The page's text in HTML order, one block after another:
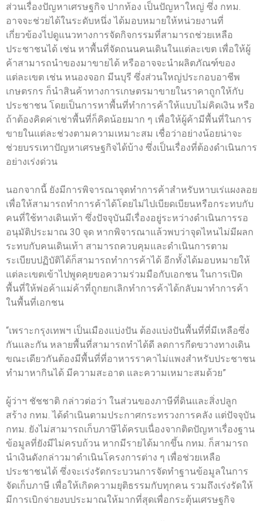
ส่วนเรื่องปัญหาเศรษฐกิจ ปากท้อง เป็นปัญหาใหญ่ ซึ่ง กทม.
อาจจะช่วยได้ในระดับหนึ่ง ได้มอบหมายให้หน่วยงานที่
เกี่ยวข้องไปดูแนวทางการจัดกิจกรรมที่สามารถช่วยเหลือ
ประชาชนได้ เช่น หาพื้นที่จัดถนนคนเดินในแต่ละเขต เพื่อให้ผู้
ค้าสามารถนำของมาขายได้ หรืออาจจะนำผลิตภัณฑ์ของ
แต่ละเขต เช่น หนองจอก มีนบุรี ซึ่งส่วนใหญ่ประกอบอาชีพ
เกษตรกร ก็นำสินค้าทางการเกษตรมาขายในราคาถูกให้กับ
ประชาชน โดยเป็นการหาพื้นที่ทำการค้าให้แบบไม่คิดเงิน หรือ
ถ้าต้องคิดค่าเช่าพื้นที่ก็คิดน้อยมาก ๆ เพื่อให้ผู้ค้ามีพื้นที่ในการ
ขายในแต่ละช่วงตามความเหมาะสม เชื่อว่าอย่างน้อยน่าจะ
ช่วยบรรเทาปัญหาเศรษฐกิจได้บ้าง ซึ่งเป็นเรื่องที่ต้องดำเนินการ
อย่างเร่งด่วน
นอกจากนี้ ยังมีการพิจารณาจุดทำการค้าสำหรับหาบเร่แผงลอย
เพื่อให้สามารถทำการค้าได้โดยไม่ไปเบียดเบียนหรือกระทบกับ
คนที่ใช้ทางเดินเท้า ซึ่งปัจจุบันมีเรื่องอยู่ระหว่างดำเนินการรอ
อนุมัติประมาณ 30 จุด หากพิจารณาแล้วพบว่าจุดไหนไม่มีผลก
ระทบกับคนเดินเท้า สามารถควบคุมและดำเนินการตาม
ระเบียบปฏิบัติได้ก็สามารถทำการค้าได้ อีกทั้งได้มอบหมายให้
แต่ละเขตเข้าไปพูดคุยขอความร่วมมือกับเอกชน ในการเปิด
พื้นที่ให้พ่อค้าแม่ค้าที่ถูกยกเลิกทำการค้าได้กลับมาทำการค้า
ในพื้นที่เอกชน
“เพราะกรุงเทพฯ เป็นเมืองแบ่งปัน ต้องแบ่งปันพื้นที่ที่มีเหลือซึ่ง
กันและกัน หลายพื้นที่สามารถทำได้ดี ลดการกีดขวางทางเดิน
ขณะเดียวกันต้องมีพื้นที่ที่อาหารราคาไม่แพงสำหรับประชาชน
ทำมาหากินได้ มีความสะอาด และความเหมาะสมด้วย”
ผู้ว่าฯ ชัชชาติ กล่าวต่อว่า ในส่วนของภาษีที่ดินและสิ่งปลูก
สร้าง กทม. ได้ดำเนินตามประกาศกระทรวงการคลัง แต่ปัจจุบัน
กทม. ยังไม่สามารถเก็บภาษีได้ครบเนื่องจากติดปัญหาเรื่องฐาน
ข้อมูลที่ยังมีไม่ครบถ้วน หากมีรายได้มากขึ้น กทม. ก็สามารถ
นำเงินดังกล่าวมาดำเนินโครงการต่าง ๆ เพื่อช่วยเหลือ
ประชาชนได้ ซึ่งจะเร่งรัดกระบวนการจัดทำฐานข้อมูลในการ
จัดเก็บภาษี เพื่อให้เกิดความยุติธรรมกับทุกคน รวมถึงเร่งรัดให้
มีการเบิกจ่ายงบประมาณให้มากที่สุดเพื่อกระตุ้นเศรษฐกิจ